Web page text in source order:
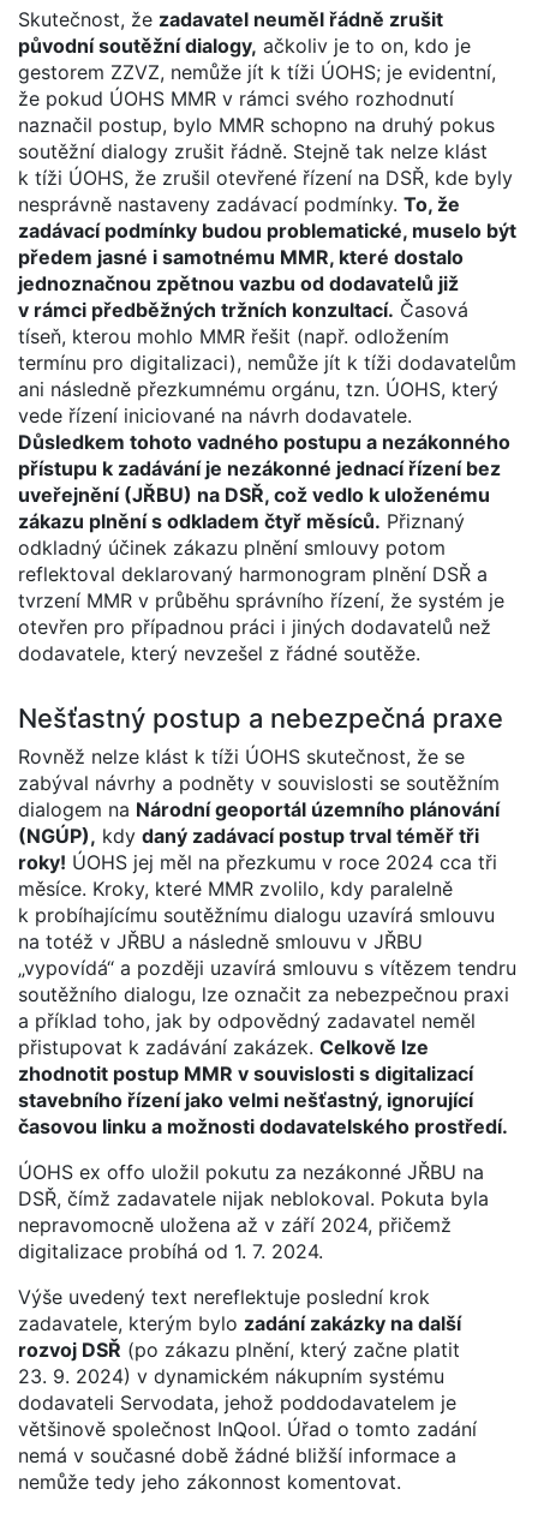
Skutečnost, že zadavatel neuměl řádně zrušit
původní soutěžní dialogy, ačkoliv je to on, kdo je
gestorem ZZVZ, nemůže jít k tíži ÚOHS; je evidentní,
že pokud ÚOHS MMR v rámci svého rozhodnutí
naznačil postup, bylo MMR schopno na druhý pokus
soutěžní dialogy zrušit řádně. Stejně tak nelze klást
k tíži ÚOHS, že zrušil otevřené řízení na DSŘ, kde byly
nesprávně nastaveny zadávací podmínky. To, že
zadávací podmínky budou problematické, muselo být
předem jasné i samotnému MMR, které dostalo
jednoznačnou zpětnou vazbu od dodavatelů již
v rámci předběžných tržních konzultací. Časová
tíseň, kterou mohlo MMR řešit (např. odložením
termínu pro digitalizaci), nemůže jít k tíži dodavatelům
ani následně přezkumnému orgánu, tzn. ÚOHS, který
vede řízení iniciované na návrh dodavatele.
Důsledkem tohoto vadného postupu a nezákonného
přístupu k zadávání je nezákonné jednací řízení bez
uveřejnění (JŘBU) na DSŘ, což vedlo k uloženému
zákazu plnění s odkladem čtyř měsíců. Přiznaný
odkladný účinek zákazu plnění smlouvy potom
reflektoval deklarovaný harmonogram plnění DSŘ a
tvrzení MMR v průběhu správního řízení, že systém je
otevřen pro případnou práci i jiných dodavatelů než
dodavatele, který nevzešel z řádné soutěže.
Nešťastný postup a nebezpečná praxe
Rovněž nelze klást k tíži ÚOHS skutečnost, že se
zabýval návrhy a podněty v souvislosti se soutěžním
dialogem na Národní geoportál územního plánování
(NGÚP), kdy daný zadávací postup trval téměř tři
roky! ÚOHS jej měl na přezkumu v roce 2024 cca tři
měsíce. Kroky, které MMR zvolilo, kdy paralelně
k probíhajícímu soutěžnímu dialogu uzavírá smlouvu
na totéž v JŘBU a následně smlouvu v JŘBU
„vypovídá“ a později uzavírá smlouvu s vítězem tendru
soutěžního dialogu, lze označit za nebezpečnou praxi
a příklad toho, jak by odpovědný zadavatel neměl
přistupovat k zadávání zakázek. Celkově lze
zhodnotit postup MMR v souvislosti s digitalizací
stavebního řízení jako velmi nešťastný, ignorující
časovou linku a možnosti dodavatelského prostředí.
ÚOHS ex offo uložil pokutu za nezákonné JŘBU na
DSŘ, čímž zadavatele nijak neblokoval. Pokuta byla
nepravomocně uložena až v září 2024, přičemž
digitalizace probíhá od 1. 7. 2024.
Výše uvedený text nereflektuje poslední krok
zadavatele, kterým bylo zadání zakázky na další
rozvoj DSŘ (po zákazu plnění, který začne platit
23. 9. 2024) v dynamickém nákupním systému
dodavateli Servodata, jehož poddodavatelem je
většinově společnost InQool. Úřad o tomto zadání
nemá v současné době žádné bližší informace a
nemůže tedy jeho zákonnost komentovat.